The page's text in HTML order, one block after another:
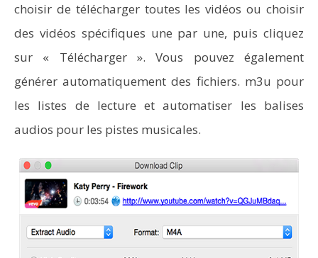
choisir de télécharger toutes les vidéos ou choisir
des vidéos spécifiques une par une, puis cliquez
sur « Télécharger ». Vous pouvez également
générer automatiquement des fichiers. m3u pour
les listes de lecture et automatiser les balises
audios pour les pistes musicales.